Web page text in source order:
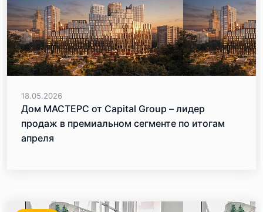
18.05.2026
Дом МАСТЕРС от Capital Group – лидер
продаж в премиальном сегменте по итогам
апреля